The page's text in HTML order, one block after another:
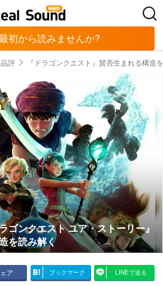
MOVIE TECH
評 『ドラゴンクエスト』賛否生まれる構造
ゴンクエスト ユア・ストーリー』
を読み解く
ア ブックマーク LINEで送る
初から読みませんか?